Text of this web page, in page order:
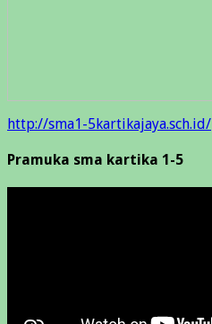
http://sma1-5kartikajaya.sch.id/
Pramuka sma kartika 1-5